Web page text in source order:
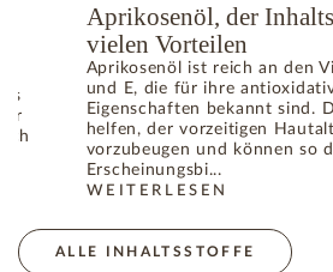
Aprikosenöl, der
vielen Vorteilen
Aprikosenöl ist reich an den
und E, die für ihre
Eigenschaften bekannt sind.
helfen, der vorzeitigen
vorzubeugen und können so
Erscheinungsbi...
WEITERLESEN
: APRIKOSENÖL, DER
ALLE INHALTSSTOFFE